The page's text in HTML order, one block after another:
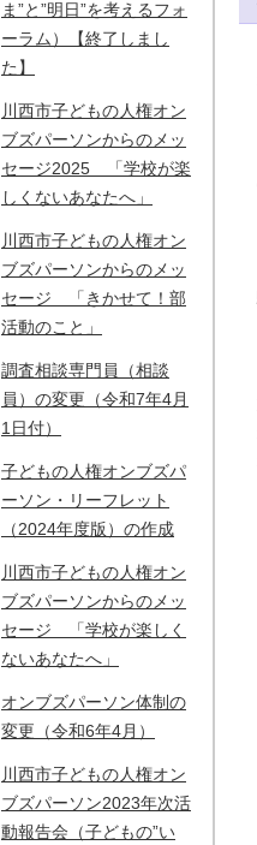
ま”と”明日”を考えるフォ
ーラム）【終了しまし
た】
川西市子どもの人権オン
ブズパーソンからのメッ
セージ2025 「学校が楽
しくないあなたへ」
川西市子どもの人権オン
ブズパーソンからのメッ
セージ 「きかせて！部
活動のこと」
調査相談専門員（相談
員）の変更（令和7年4月
1日付）
子どもの人権オンブズパ
ーソン・リーフレット
（2024年度版）の作成
川西市子どもの人権オン
ブズパーソンからのメッ
セージ 「学校が楽しく
ないあなたへ」
オンブズパーソン体制の
変更（令和6年4月）
川西市子どもの人権オン
ブズパーソン2023年次活
動報告会（子どもの”い